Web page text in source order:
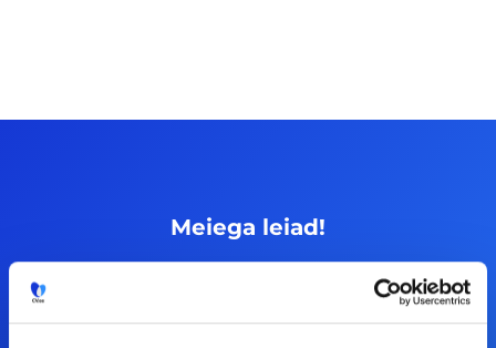
Meiega leiad!
Tööelublogi.ee lehelt leiad kõik vajaliku, et olla
kursis tööturu uudistega. Kui sul on